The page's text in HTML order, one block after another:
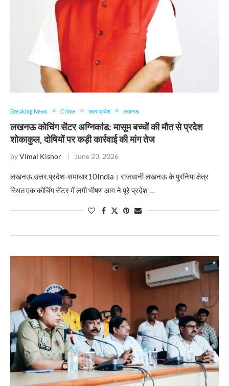
Breaking News Crime उत्तर प्रदेश लखनऊ
लखनऊ कोचिंग सेंटर अग्निकांड: मासूम बच्चों की मौत से प्रदेश
शोकाकुल, दोषियों पर कड़ी कार्रवाई की मांग तेज
byVimal Kishor June 23, 2026
लखनऊ,उत्तर.प्रदेश-समाचार10India। राजधानी लखनऊ के पुरनिया क्षेत्र
स्थित एक कोचिंग सेंटर में लगी भीषण आग ने पूरे प्रदेश …